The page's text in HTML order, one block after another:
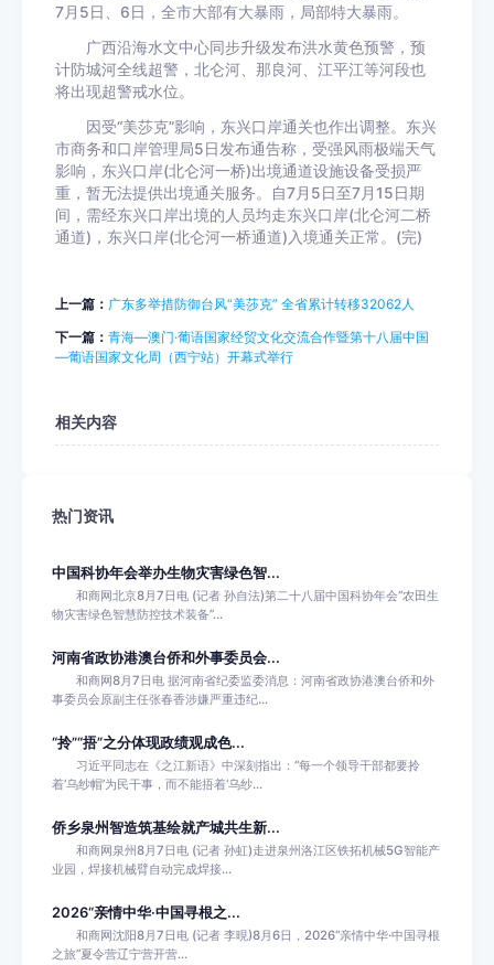
7月5日、6日，全市大部有大暴雨，局部特大暴雨。
广西沿海水文中心同步升级发布洪水黄色预警，预
计防城河全线超警，北仑河、那良河、江平江等河段也
将出现超警戒水位。
因受“美莎克”影响，东兴口岸通关也作出调整。东兴
市商务和口岸管理局5日发布通告称，受强风雨极端天气
影响，东兴口岸(北仑河一桥)出境通道设施设备受损严
重，暂无法提供出境通关服务。自7月5日至7月15日期
间，需经东兴口岸出境的人员均走东兴口岸(北仑河二桥
通道)，东兴口岸(北仑河一桥通道)入境通关正常。(完)
上一篇： 广东多举措防御台风“美莎克” 全省累计转移32062人
下一篇： 青海—澳门·葡语国家经贸文化交流合作暨第十八届中国
—葡语国家文化周（西宁站）开幕式举行
相关内容
热门资讯
中国科协年会举办生物灾害绿色智...
和商网北京8月7日电 (记者 孙自法)第二十八届中国科协年会“农田生
物灾害绿色智慧防控技术装备”...
河南省政协港澳台侨和外事委员会...
和商网8月7日电 据河南省纪委监委消息：河南省政协港澳台侨和外
事委员会原副主任张春香涉嫌严重违纪...
“拎”“捂”之分体现政绩观成色...
习近平同志在《之江新语》中深刻指出：“每一个领导干部都要拎
着‘乌纱帽’为民干事，而不能捂着‘乌纱...
侨乡泉州智造筑基绘就产城共生新...
和商网泉州8月7日电 (记者 孙虹)走进泉州洛江区铁拓机械5G智能产
业园，焊接机械臂自动完成焊接...
2026“亲情中华·中国寻根之...
和商网沈阳8月7日电 (记者 李晛)8月6日，2026“亲情中华·中国寻根
之旅”夏令营辽宁营开营...